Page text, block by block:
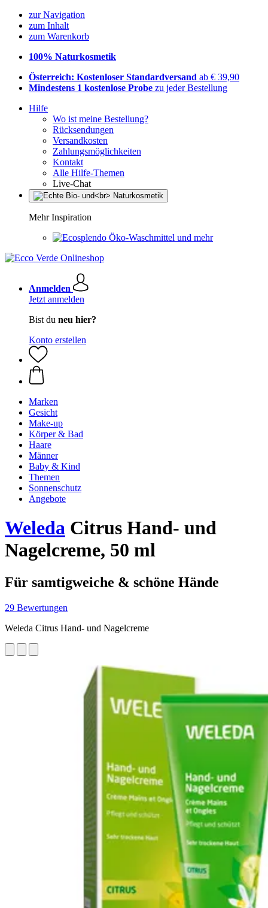
zur Navigation
zum Inhalt
zum Warenkorb
100% Naturkosmetik
Österreich: Kostenloser Standardversand ab € 39,90
Mindestens 1 kostenlose Probe zu jeder Bestellung
Hilfe
Wo ist meine Bestellung?
Rücksendungen
Versandkosten
Zahlungsmöglichkeiten
Kontakt
Alle Hilfe-Themen
Live-Chat
Mehr Inspiration
Öko-Waschmittel und mehr
Anmelden
Jetzt anmelden
Bist du neu hier?
Konto erstellen
Marken
Gesicht
Make-up
Körper & Bad
Haare
Männer
Baby & Kind
Themen
Sonnenschutz
Angebote
Weleda Citrus Hand- und
Nagelcreme, 50 ml
Für samtigweiche & schöne Hände
29 Bewertungen
Weleda Citrus Hand- und Nagelcreme